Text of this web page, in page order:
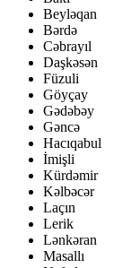
Beyləqan
Bərdə
Cəbrayıl
Daşkəsən
Füzuli
Göyçay
Gədəbəy
Gəncə
Hacıqabul
İmişli
Kürdəmir
Kəlbəcər
Laçın
Lerik
Lənkəran
Masallı